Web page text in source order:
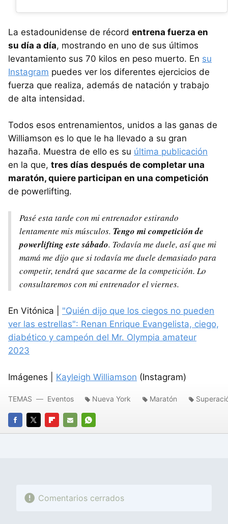
La estadounidense de récord entrena fuerza en
su día a día, mostrando en uno de sus últimos
levantamiento sus 70 kilos en peso muerto. En su
Instagram puedes ver los diferentes ejercicios de
fuerza que realiza, además de natación y trabajo
de alta intensidad.
Todos esos entrenamientos, unidos a las ganas de
Williamson es lo que le ha llevado a su gran
hazaña. Muestra de ello es su última publicación
en la que, tres días después de completar una
maratón, quiere participan en una competición
de powerlifting.
Pasé esta tarde con mi entrenador estirando
lentamente mis músculos. Tengo mi competición de
powerlifting este sábado. Todavía me duele, así que mi
mamá me dijo que si todavía me duele demasiado para
competir, tendrá que sacarme de la competición. Lo
consultaremos con mi entrenador el viernes.
En Vitónica | "Quién dijo que los ciegos no pueden
ver las estrellas": Renan Enrique Evangelista, ciego,
diabético y campeón del Mr. Olympia amateur
2023
Imágenes | Kayleigh Williamson (Instagram)
FACEBOOK
TWITTERFLIPBOARD
E-
WHATSAPP
TEMAS Eventos Nueva York Maratón
Comentarios cerrados